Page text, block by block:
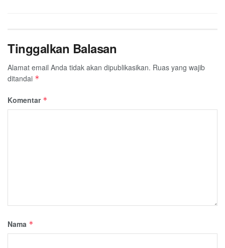
Tinggalkan Balasan
Alamat email Anda tidak akan dipublikasikan. Ruas yang wajib
ditandai *
Komentar *
Nama *